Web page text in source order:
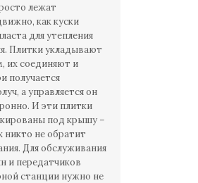
лежат
как куски
для утепления
Плитки укладывают
их соединяют и
получается
а управляется он
И эти плитки
под крышу –
никто не обратит
Для обслуживания
и передатчиков
станции нужно не